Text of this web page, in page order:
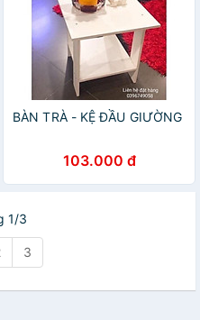
BÀN TRÀ - KỆ ĐẦU GIƯỜNG
103.000 đ
1/3
3